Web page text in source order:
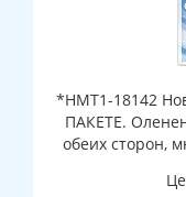
*НМТ1-18142
ПАКЕТЕ.
обеих сторон,
упаковке, с